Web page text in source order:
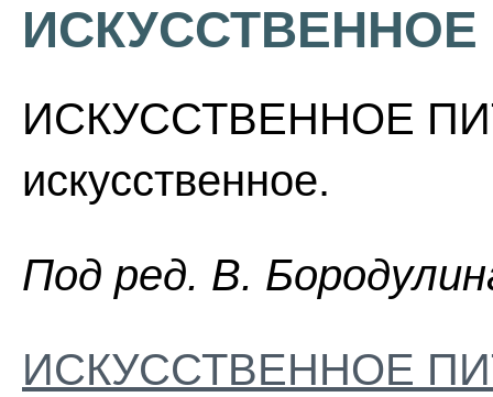
ИСКУССТВЕННОЕ
ИСКУССТВЕННОЕ
искусственное.
Пoд peд. B.
ИСКУССТВЕННОЕ